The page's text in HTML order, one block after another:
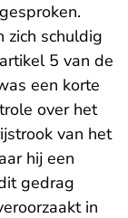
schuldig
5 van de
een korte
over het
van het
hij een
gedrag
in